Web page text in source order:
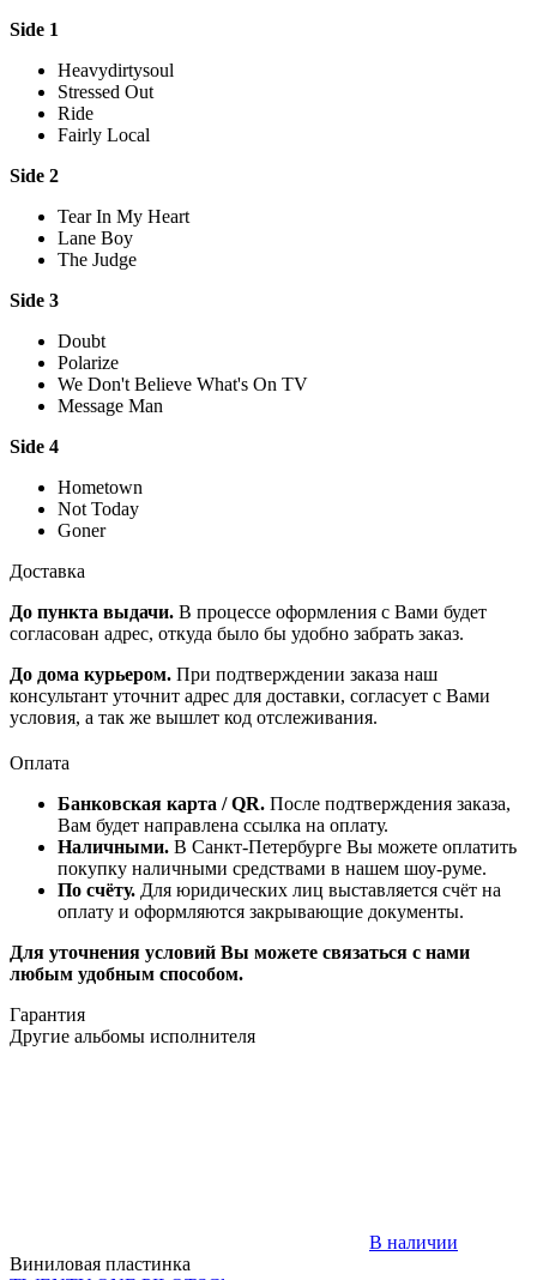
Side 1
Heavydirtysoul
Stressed Out
Ride
Fairly Local
Side 2
Tear In My Heart
Lane Boy
The Judge
Side 3
Doubt
Polarize
We Don't Believe What's On TV
Message Man
Side 4
Hometown
Not Today
Goner
Доставка
До пункта выдачи. В процессе оформления с Вами будет
согласован адрес, откуда было бы удобно забрать заказ.
До дома курьером. При подтверждении заказа наш
консультант уточнит адрес для доставки, согласует с Вами
условия, а так же вышлет код отслеживания.
Оплата
Банковская карта / QR. После подтверждения заказа,
Вам будет направлена ссылка на оплату.
Наличными. В Санкт-Петербурге Вы можете оплатить
покупку наличными средствами в нашем шоу-руме.
По счёту. Для юридических лиц выставляется счёт на
оплату и оформляются закрывающие документы.
Для уточнения условий Вы можете связаться с нами
любым удобным способом.
Гарантия
Другие альбомы исполнителя
В наличии
Виниловая пластинка